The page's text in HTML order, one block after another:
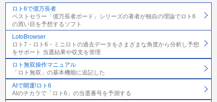
ロト6で億万長者
ベストセラー「億万長者ボード」シリーズの著者が独自の理論でロト6
の買い目を予想するソフト
LotoBrowser
ロト7・ロト6・ミニロトの過去データをさまざまな角度から分析し予想
をサポート 当選結果や収支を管理
ロト無双操作マニュアル
「ロト無双」の基本機能に追記した
AIで開運!ロト6
AIのチカラで「ロト6」の当選番号を予測する